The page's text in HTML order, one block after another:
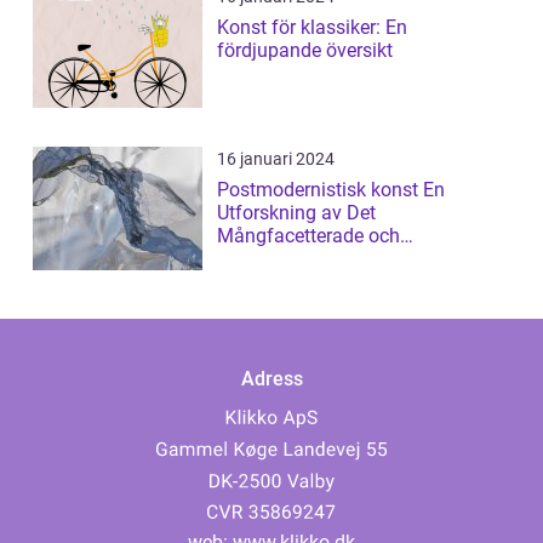
Konst för klassiker: En
fördjupande översikt
16 januari 2024
Postmodernistisk konst En
Utforskning av Det
Mångfacetterade och
Adress